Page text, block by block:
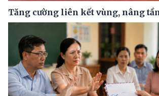
Tăng cường liên kết vùng, nâng